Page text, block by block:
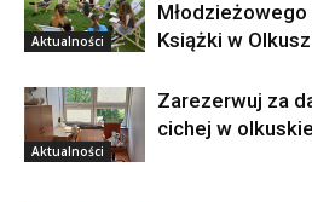
Aktualności
Książki w
Aktualności
Zarezerwuj za
cichej w